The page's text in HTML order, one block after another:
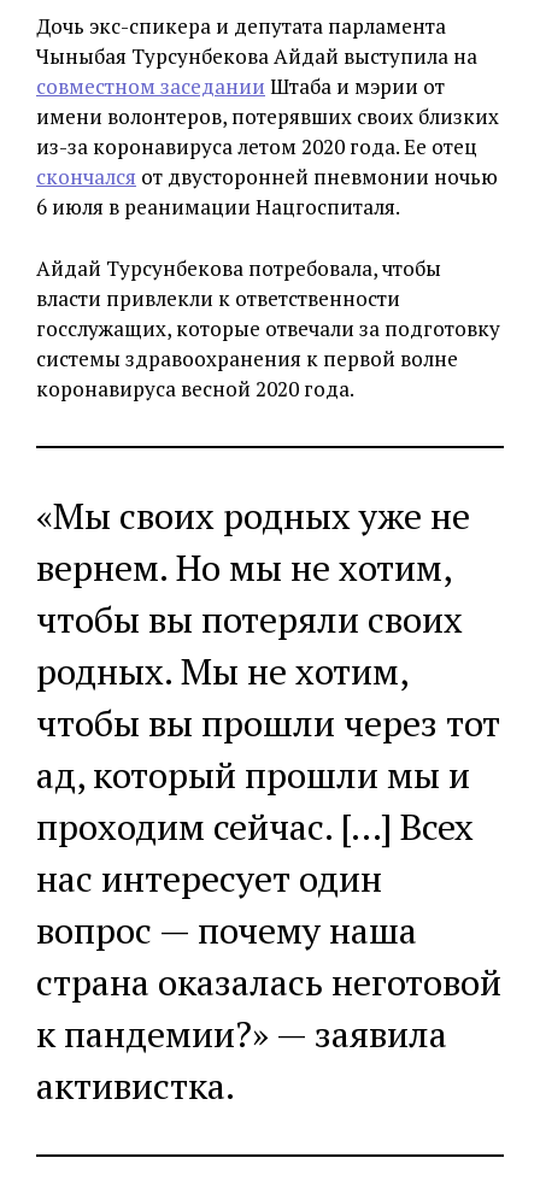
Дочь экс-спикера и депутата парламента
Чыныбая Турсунбекова Айдай выступила на
совместном заседании Штаба и мэрии от
имени волонтеров, потерявших своих близких
из-за коронавируса летом 2020 года. Ее отец
скончался от двусторонней пневмонии ночью
6 июля в реанимации Нацгоспиталя.
Айдай Турсунбекова потребовала, чтобы
власти привлекли к ответственности
госслужащих, которые отвечали за подготовку
системы здравоохранения к первой волне
коронавируса весной 2020 года.
«Мы своих родных уже не
вернем. Но мы не хотим,
чтобы вы потеряли своих
родных. Мы не хотим,
чтобы вы прошли через тот
ад, который прошли мы и
проходим сейчас. […] Всех
нас интересует один
вопрос — почему наша
страна оказалась неготовой
к пандемии?» — заявила
активистка.